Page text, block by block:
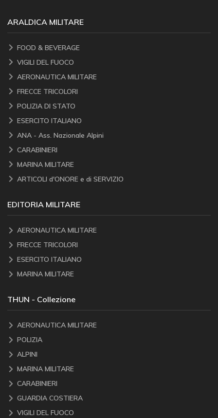
ARALDICA MILITARE
FOOD & BEVERAGE
VIGILI DEL FUOCO
AERONAUTICA MILITARE
FRECCE TRICOLORI
POLIZIA DI STATO
ESERCITO ITALIANO
ANA - Ass. Nazionale Alpini
CARABINIERI
MARINA MILITARE
ARTICOLI d'ONORE e di SERVIZIO
EDITORIA MILITARE
AERONAUTICA MILITARE
FRECCE TRICOLORI
ESERCITO ITALIANO
MARINA MILITARE
THUN - Collezione
AERONAUTICA MILITARE
POLIZIA
ALPINI
MARINA MILITARE
CARABINIERI
GUARDIA COSTIERA
VIGILI DEL FUOCO